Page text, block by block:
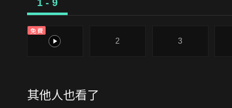
1 - 9
免費
1
2 3
其他人也看了